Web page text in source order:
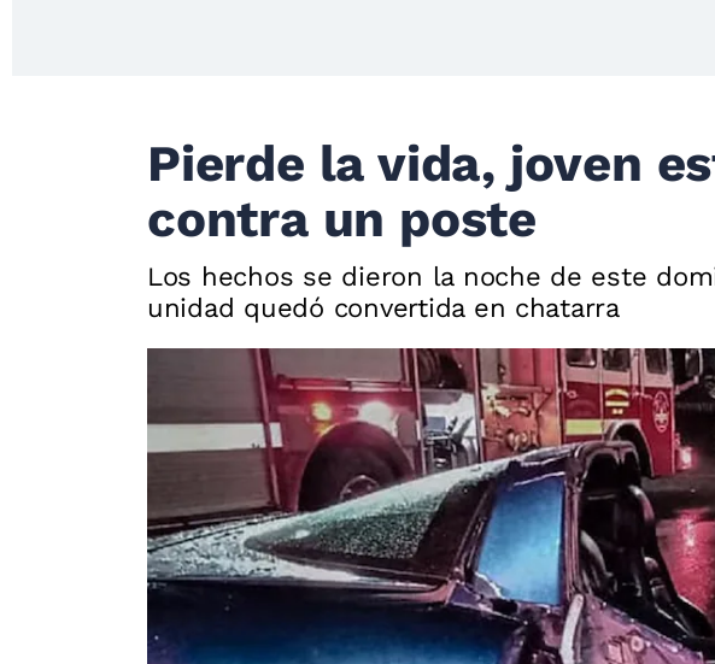
Pierde la vida, joven
contra un poste
Los hechos se dieron la noche de este
unidad quedó convertida en chatarra